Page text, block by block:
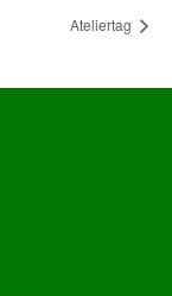
Ateliertag